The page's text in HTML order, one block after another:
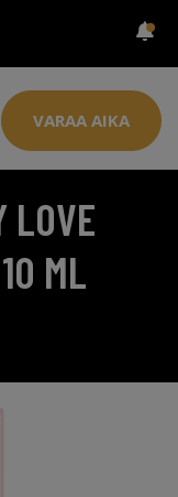
VARAA AIKA
LOVE
ML